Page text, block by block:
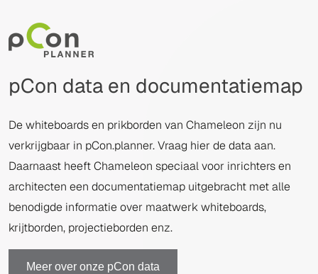
pCon data en documentatiemap
De whiteboards en prikborden van Chameleon zijn nu
verkrijgbaar in pCon.planner. Vraag hier de data aan.
Daarnaast heeft Chameleon speciaal voor inrichters en
architecten een documentatiemap uitgebracht met alle
benodigde informatie over maatwerk whiteboards,
krijtborden, projectieborden enz.
Meer over onze pCon data